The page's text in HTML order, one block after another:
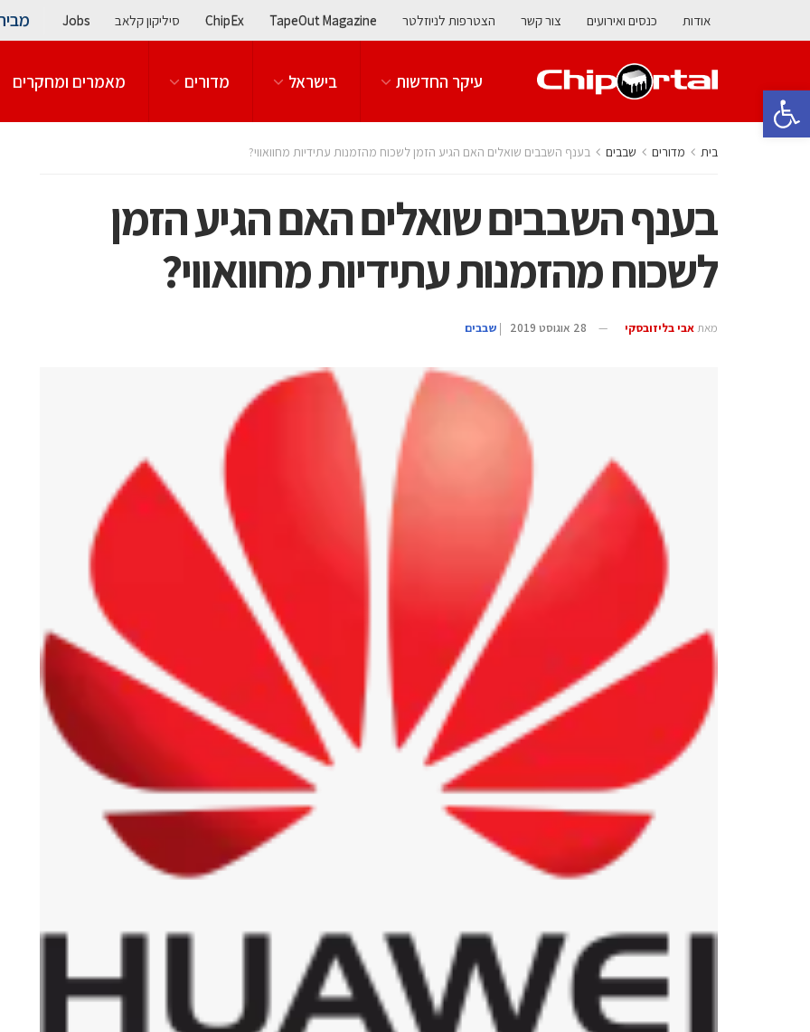
פתח סרגל נגישות
אודות כנסים ואירועים צור קשר הצטרפות לניוזלטר TapeOut Magazine
ChipEx סיליקון קלאב Jobs
עיקר החדשות בישראל מדורים מאמרים ומחקרים
בית מדורים ‫שבבים‬ בענף השבבים שואלים האם הגיע הזמן לשכוח מהזמנות עתידיות מחוואווי?
בענף השבבים שואלים האם הגיע הזמן
לשכוח מהזמנות עתידיות מחוואווי?
מאת אבי בליזובסקי 28 אוגוסט 2019 | ‫שבבים‬